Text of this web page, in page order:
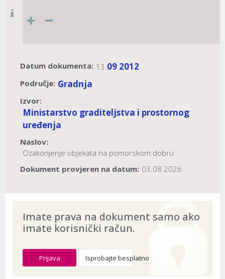
Datum dokumenta: 13.09.2012
Područje: Gradnja
Izvor:
Ministarstvo graditeljstva i prostornog
uređenja
Naslov:
Ozakonjenje objekata na pomorskom dobru
Dokument provjeren na datum: 03.08.2026
Imate prava na dokument samo ako
imate korisnički račun.
Prijava Isprobajte besplatno